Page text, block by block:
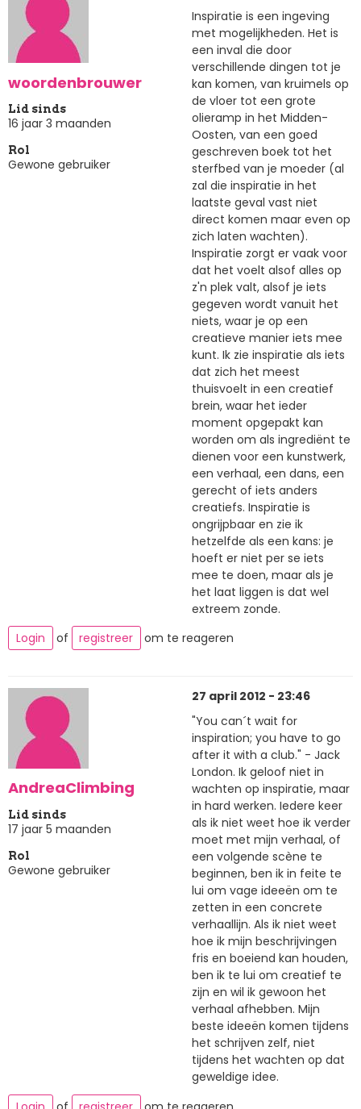
woordenbrouwer
Lid sinds
16 jaar 3 maanden
Rol
Gewone gebruiker
Inspiratie is een ingeving
met mogelijkheden. Het is
een inval die door
verschillende dingen tot je
kan komen, van kruimels op
de vloer tot een grote
olieramp in het Midden-
Oosten, van een goed
geschreven boek tot het
sterfbed van je moeder (al
zal die inspiratie in het
laatste geval vast niet
direct komen maar even op
zich laten wachten).
Inspiratie zorgt er vaak voor
dat het voelt alsof alles op
z'n plek valt, alsof je iets
gegeven wordt vanuit het
niets, waar je op een
creatieve manier iets mee
kunt. Ik zie inspiratie als iets
dat zich het meest
thuisvoelt in een creatief
brein, waar het ieder
moment opgepakt kan
worden om als ingrediënt te
dienen voor een kunstwerk,
een verhaal, een dans, een
gerecht of iets anders
creatiefs. Inspiratie is
ongrijpbaar en zie ik
hetzelfde als een kans: je
hoeft er niet per se iets
mee te doen, maar als je
het laat liggen is dat wel
extreem zonde.
Login
of registreer om te reageren
AndreaClimbing
Lid sinds
17 jaar 5 maanden
Rol
Gewone gebruiker
27 april 2012 - 23:46
"You can´t wait for
inspiration; you have to go
after it with a club." - Jack
London. Ik geloof niet in
wachten op inspiratie, maar
in hard werken. Iedere keer
als ik niet weet hoe ik verder
moet met mijn verhaal, of
een volgende scène te
beginnen, ben ik in feite te
lui om vage ideeën om te
zetten in een concrete
verhaallijn. Als ik niet weet
hoe ik mijn beschrijvingen
fris en boeiend kan houden,
ben ik te lui om creatief te
zijn en wil ik gewoon het
verhaal afhebben. Mijn
beste ideeën komen tijdens
het schrijven zelf, niet
tijdens het wachten op dat
geweldige idee.